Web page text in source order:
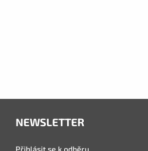
NEWSLETTER
Přihlásit se k odběru